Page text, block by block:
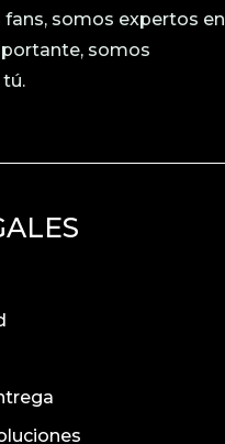
somos expertos
somos